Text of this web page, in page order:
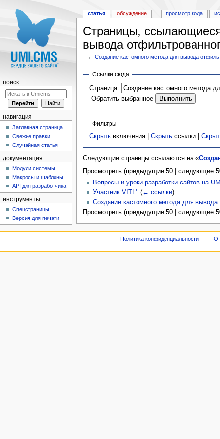
Страницы,
вывода
←Создание кастомного метода для вывода
Ссылки сюда
Страница:
Обратить выбранное
Фильтры
Скрыть включения |Скрыть ссылки |
Следующие страницы ссылаются на «
Просмотреть (предыдущие 50 | следующие
Вопросы и уроки разработки сайтов на
Участник:VITL'‎ (← ссылки)
Создание кастомного метода для
Просмотреть (предыдущие 50 | следующие
статья обсуждение просмотр кода
поиск
навигация
Заглавная страница
Свежие правки
Случайная статья
документация
Модули системы
Макросы и шаблоны
API для разработчика
инструменты
Спецстраницы
Версия для печати
Политика конфиденциальности О